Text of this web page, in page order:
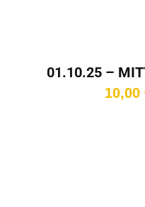
01.10.25 –
10,00